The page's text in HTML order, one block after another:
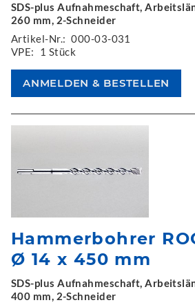
SDS-plus Aufnahmeschaft,
260 mm, 2-Schneider
Artikel-Nr.: 000-03-031
VPE:
1 Stück
Hammerbohrer
Ø 14 x 450 mm
SDS-plus Aufnahmeschaft,
400 mm, 2-Schneider